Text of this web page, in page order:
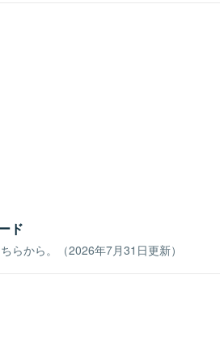
ド
らから。（2026年7月31日更新）